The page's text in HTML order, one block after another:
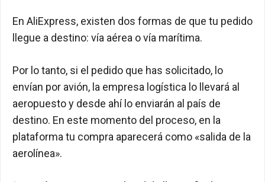
En AliExpress, existen dos formas de que tu pedido
llegue a destino: vía aérea o vía marítima.
Por lo tanto, si el pedido que has solicitado, lo
envían por avión, la empresa logística lo llevará al
aeropuesto y desde ahí lo enviarán al país de
destino. En este momento del proceso, en la
plataforma tu compra aparecerá como «salida de la
aerolínea».